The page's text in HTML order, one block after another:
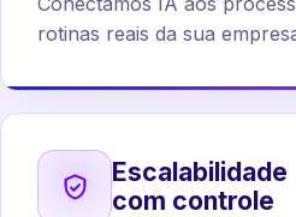
rotinas reais da sua
Escalabilidade
com controle